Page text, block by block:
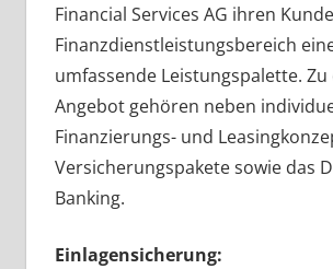
Financial Services AG ihren
Finanzdienstleistungsbereich
umfassende Leistungspalette. Zu
Angebot gehören neben
Finanzierungs- und
Versicherungspakete sowie das
Banking.
Einlagensicherung: